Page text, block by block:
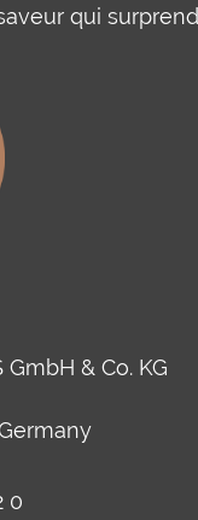
qui surprend
GmbH & Co. KG
0